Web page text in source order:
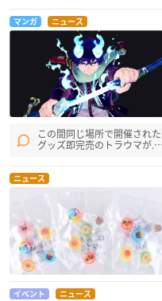
マンガ ニュース
この間同じ場所で開催され
グッズ即完売のトラウマが.…
ニュース
イベント ニュース